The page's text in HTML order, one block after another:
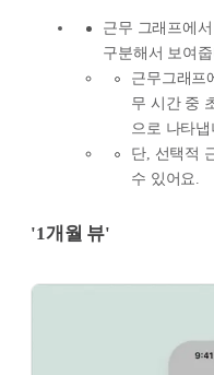
근무 그래프에서
구분해서 보여
근무그래프
무 시간 중
으로 나타냅
단, 선택적
수 있어요.
'1개월 뷰'